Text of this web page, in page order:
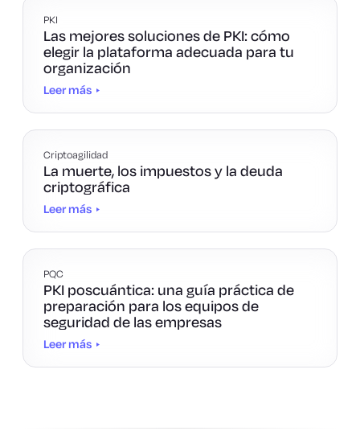
PKI
Las mejores soluciones de PKI: cómo
elegir la plataforma adecuada para tu
organización
Leer más
Criptoagilidad
La muerte, los impuestos y la deuda
criptográfica
Leer más
PQC
PKI poscuántica: una guía práctica de
preparación para los equipos de
seguridad de las empresas
Leer más